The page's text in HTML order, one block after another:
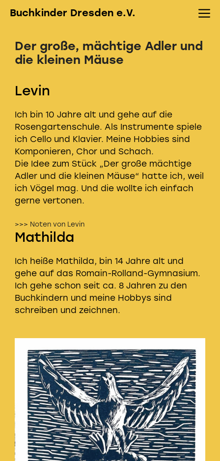
Inhalt
Buchkinder Dresden e.V.
Der große, mächtige Adler und
die kleinen Mäuse
Levin
Ich bin 10 Jahre alt und gehe auf die
Rosengartenschule. Als Instrumente spiele
ich Cello und Klavier. Meine Hobbies sind
Komponieren, Chor und Schach.
Die Idee zum Stück „Der große mächtige
Adler und die kleinen Mäuse“ hatte ich, weil
ich Vögel mag. Und die wollte ich einfach
gerne vertonen.
>>> Noten von Levin
Mathilda
Ich heiße Mathilda, bin 14 Jahre alt und
gehe auf das Romain-Rolland-Gymnasium.
Ich gehe schon seit ca. 8 Jahren zu den
Buchkindern und meine Hobbys sind
schreiben und zeichnen.